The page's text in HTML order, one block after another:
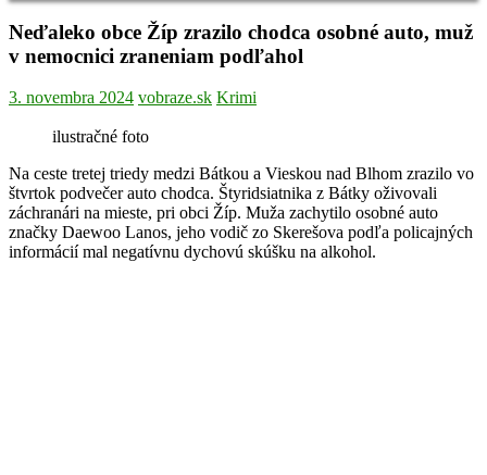
Neďaleko obce Žíp zrazilo chodca osobné auto, muž
v nemocnici zraneniam podľahol
3. novembra 2024 vobraze.sk Krimi
ilustračné foto
Na ceste tretej triedy medzi Bátkou a Vieskou nad Blhom zrazilo vo
štvrtok podvečer auto chodca. Štyridsiatnika z Bátky oživovali
záchranári na mieste, pri obci Žíp. Muža zachytilo osobné auto
značky Daewoo Lanos, jeho vodič zo Skerešova podľa policajných
informácií mal negatívnu dychovú skúšku na alkohol.